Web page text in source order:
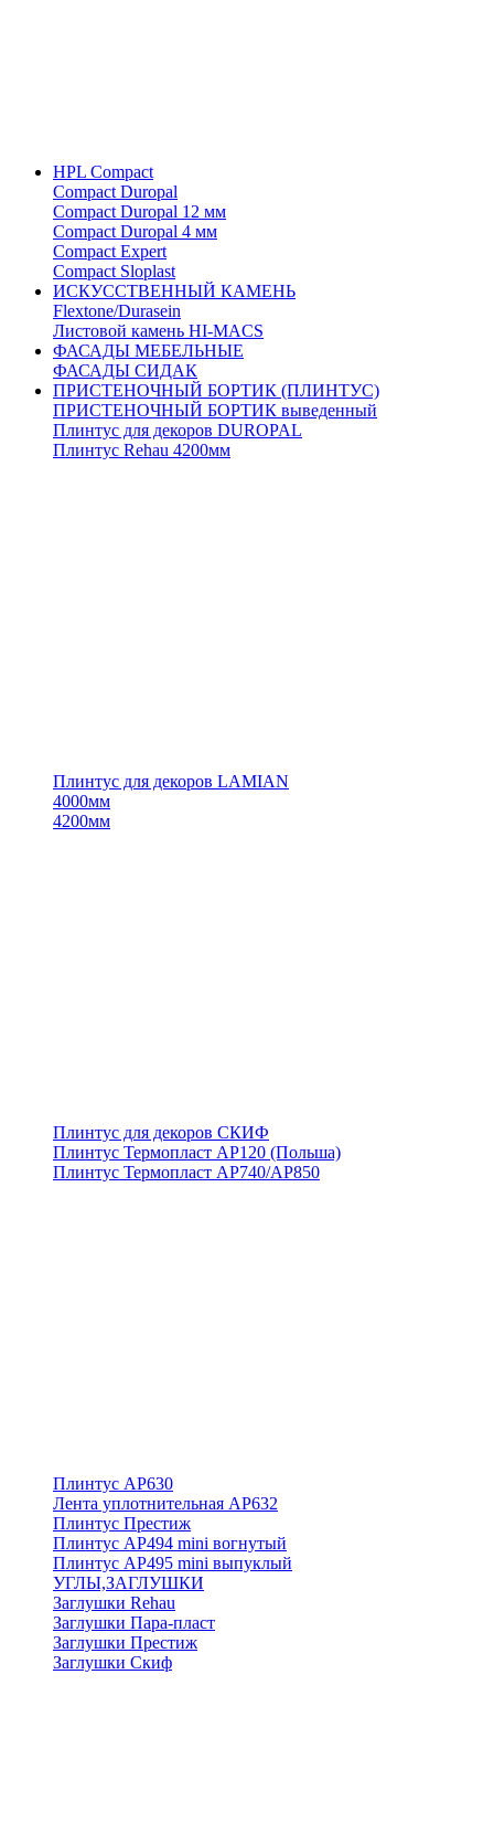
HPL Compact
Compact Duropal
Compact Duropal 12 мм
Compact Duropal 4 мм
Compact Expert
Compact Sloplast
ИСКУССТВЕННЫЙ КАМЕНЬ
Flextone/Durasein
Листовой камень HI-MACS
ФАСАДЫ МЕБЕЛЬНЫЕ
ФАСАДЫ СИДАК
ПРИСТЕНОЧНЫЙ БОРТИК (ПЛИНТУС)
ПРИСТЕНОЧНЫЙ БОРТИК выведенный
Плинтус для декоров DUROPAL
Плинтус Rehau 4200мм
Плинтус для декоров LAMIAN
4000мм
4200мм
Плинтус для декоров СКИФ
Плинтус Термопласт АР120 (Польша)
Плинтус Термопласт АР740/АР850
Плинтус АР630
Лента уплотнительная АР632
Плинтус Престиж
Плинтус АР494 mini вогнутый
Плинтус АР495 mini выпуклый
УГЛЫ,ЗАГЛУШКИ
Заглушки Rehau
Заглушки Пара-пласт
Заглушки Престиж
Заглушки Скиф